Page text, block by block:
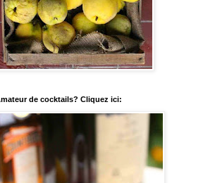
de cocktails? Cliquez ici: